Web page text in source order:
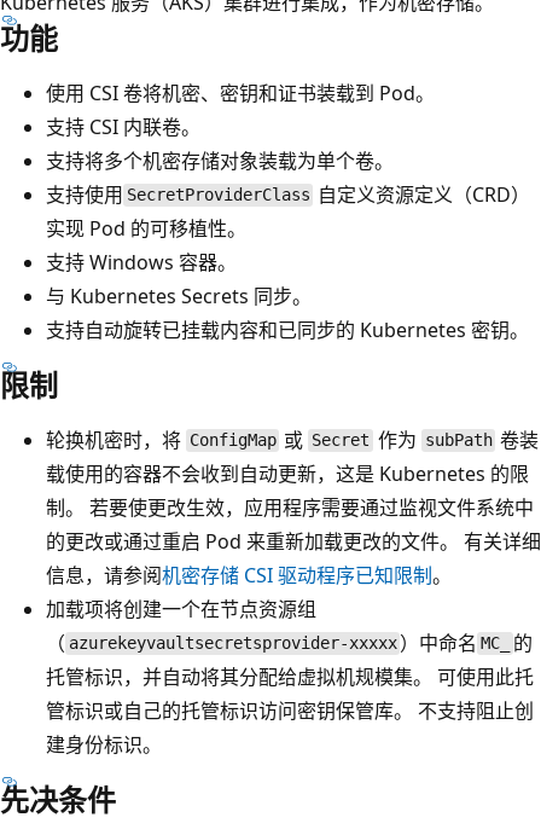
功能
使用 CSI 卷将机密、密钥和证书装载到 Pod。
支持 CSI 内联卷。
支持将多个机密存储对象装载为单个卷。
支持使用 SecretProviderClass 自定义资源定义（CRD）
实现 Pod 的可移植性。
支持 Windows 容器。
与 Kubernetes Secrets 同步。
支持自动旋转已挂载内容和已同步的 Kubernetes 密钥。
限制
轮换机密时，将 ConfigMap 或 Secret 作为 subPath 卷装
载使用的容器不会收到自动更新，这是 Kubernetes 的限
制。 若要使更改生效，应用程序需要通过监视文件系统中
的更改或通过重启 Pod 来重新加载更改的文件。 有关详细
信息，请参阅机密存储 CSI 驱动程序已知限制。
加载项将创建一个在节点资源组
（ azurekeyvaultsecretsprovider-xxxxx ）中命名MC_
的
托管标识，并自动将其分配给虚拟机规模集。 可使用此托
管标识或自己的托管标识访问密钥保管库。 不支持阻止创
建身份标识。
先决条件